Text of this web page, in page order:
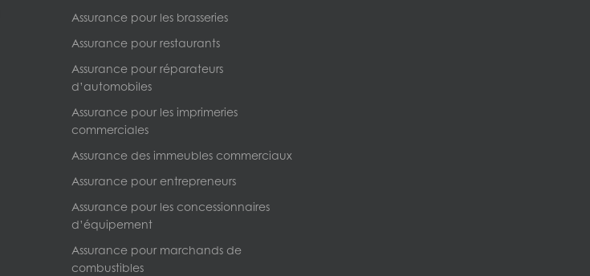
Assurance pour les brasseries
Assurance pour restaurants
Assurance pour réparateurs
d’automobiles
Assurance pour les imprimeries
commerciales
Assurance des immeubles commerciaux
Assurance pour entrepreneurs
Assurance pour les concessionnaires
d’équipement
Assurance pour marchands de
combustibles